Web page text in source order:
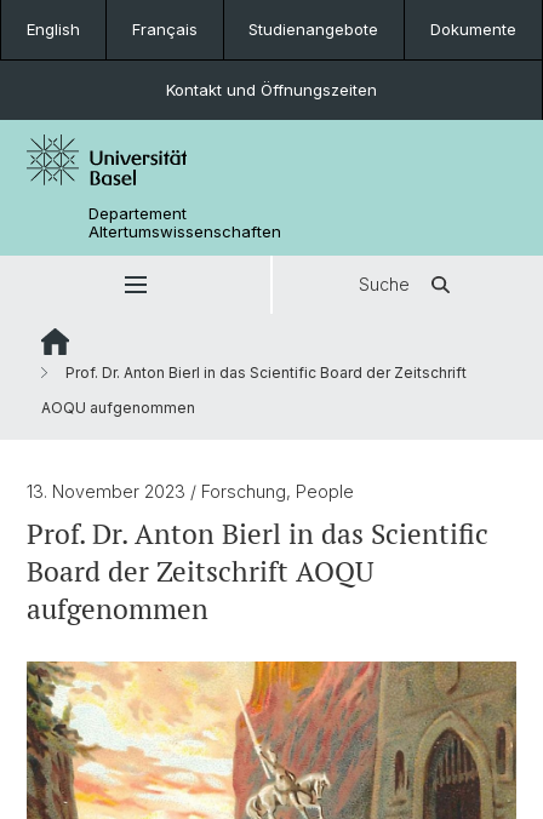
English Français Studienangebote Dokumente
Kontakt und Öffnungszeiten
Departement
Altertumswissenschaften
Suche
Prof. Dr. Anton Bierl in das Scientific Board der Zeitschrift
AOQU aufgenommen
13. November 2023 / Forschung, People
Prof. Dr. Anton Bierl in das Scientific
Board der Zeitschrift AOQU
aufgenommen